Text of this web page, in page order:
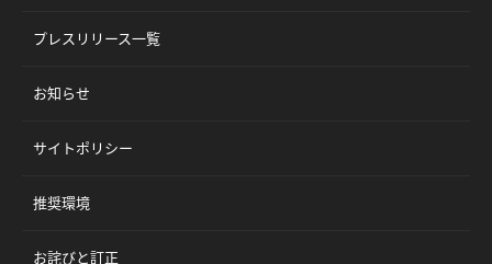
プレスリリース一覧
お知らせ
サイトポリシー
推奨環境
お詫びと訂正